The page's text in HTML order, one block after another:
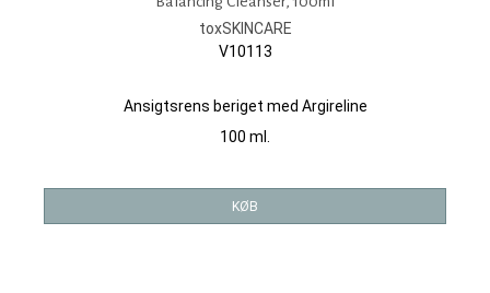
toxSKINCARE
V10113
Ansigtsrens beriget med Argireline
100 ml.
KØB